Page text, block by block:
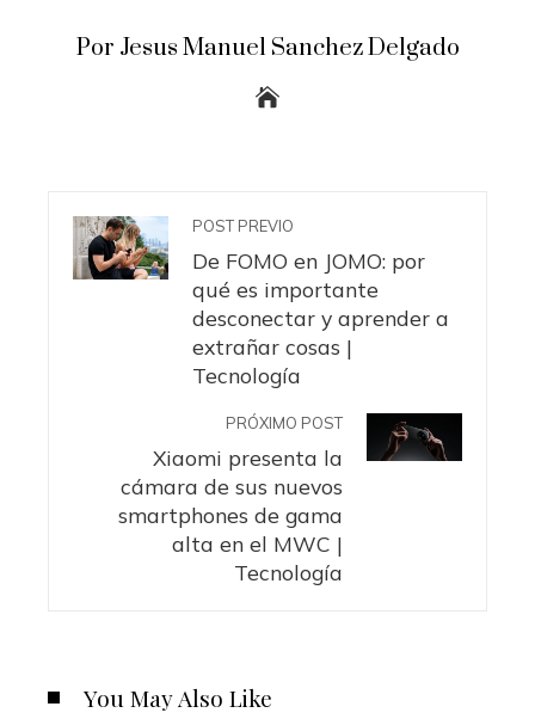
Por Jesus Manuel Sanchez Delgado
POST PREVIO
De FOMO en JOMO: por
qué es importante
desconectar y aprender a
extrañar cosas |
Tecnología
PRÓXIMO POST
Xiaomi presenta la
cámara de sus nuevos
smartphones de gama
alta en el MWC |
Tecnología
You May Also Like